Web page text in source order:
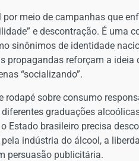
meio de campanhas que
e descontração. É uma
sinônimos de identidade
reforçam a ideia
“socializando”.
sobre consumo
graduações
brasileiro precisa
indústria do álcool, a
persuasão publicitária.